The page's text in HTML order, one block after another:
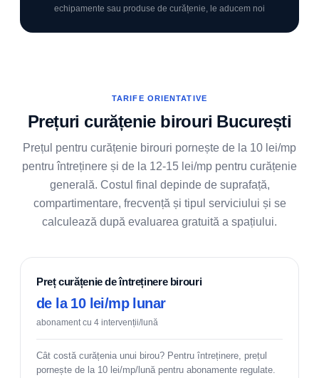
echipamente sau produse de curățenie, le aducem noi
TARIFE ORIENTATIVE
Prețuri curățenie birouri București
Prețul pentru curățenie birouri pornește de la 10 lei/mp
pentru întreținere și de la 12-15 lei/mp pentru curățenie
generală. Costul final depinde de suprafață,
compartimentare, frecvență și tipul serviciului și se
calculează după evaluarea gratuită a spațiului.
Preț curățenie de întreținere birouri
de la 10 lei/mp lunar
abonament cu 4 intervenții/lună
Cât costă curățenia unui birou? Pentru întreținere, prețul
pornește de la 10 lei/mp/lună pentru abonamente regulate.